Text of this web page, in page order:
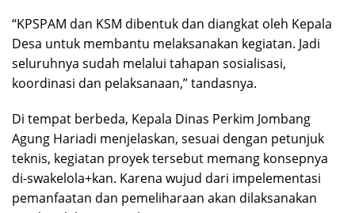
“KPSPAM dan KSM dibentuk dan diangkat oleh Kepala
Desa untuk membantu melaksanakan kegiatan. Jadi
seluruhnya sudah melalui tahapan sosialisasi,
koordinasi dan pelaksanaan,” tandasnya.
Di tempat berbeda, Kepala Dinas Perkim Jombang
Agung Hariadi menjelaskan, sesuai dengan petunjuk
teknis, kegiatan proyek tersebut memang konsepnya
di-swakelola+kan. Karena wujud dari impelementasi
pemanfaatan dan pemeliharaan akan dilaksanakan